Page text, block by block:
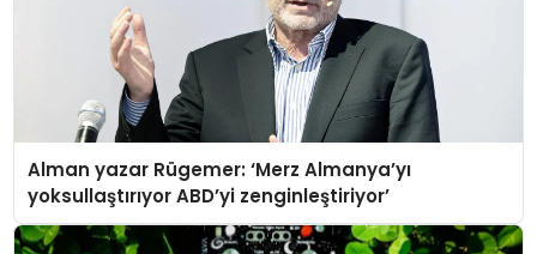
Alman yazar Rügemer: ‘Merz Almanya’yı
yoksullaştırıyor ABD’yi zenginleştiriyor’